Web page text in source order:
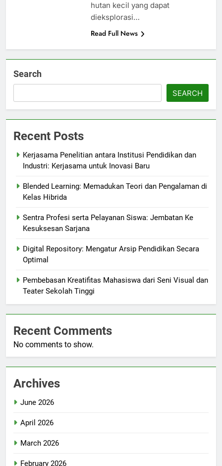
hutan kecil yang dapat
dieksplorasi…
Read Full News
Search
SEARCH
Recent Posts
Kerjasama Penelitian antara Institusi Pendidikan dan
Industri: Kerjasama untuk Inovasi Baru
Blended Learning: Memadukan Teori dan Pengalaman di
Kelas Hibrida
Sentra Profesi serta Pelayanan Siswa: Jembatan Ke
Kesuksesan Sarjana
Digital Repository: Mengatur Arsip Pendidikan Secara
Optimal
Pembebasan Kreatifitas Mahasiswa dari Seni Visual dan
Teater Sekolah Tinggi
Recent Comments
No comments to show.
Archives
June 2026
April 2026
March 2026
February 2026